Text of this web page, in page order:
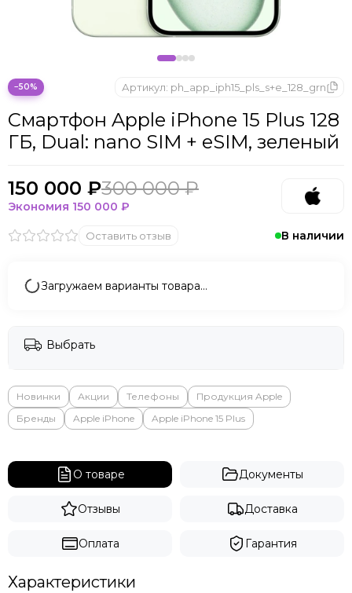
Apple iPhone 14
Apple iPhone 13
−50%
В наличии
Смартфон Apple iPhone 15 Plus 128
ГБ, Dual: nano SIM + eSIM, зелeный
Артикул: ph_app_iph15_pls_s+e_128_grn
Оставить отзыв
150 000 ₽300 000 ₽
Экономия 150 000 ₽
Загружаем варианты товара…
Выбрать
Новинки Акции Телефоны
Продукция Apple
Бренды
Apple iPhone Apple iPhone 15 Plus
О товаре Документы
Отзывы Доставка
Оплата Гарантия
Характеристики